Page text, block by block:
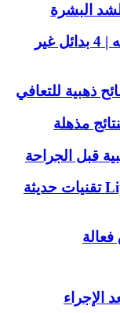
عمليات تجميل وإزالة ندبات الوجه | 4 بدائل غير
نفخ الشفاه Lip Augmentation | 5 تقنيات حديثة